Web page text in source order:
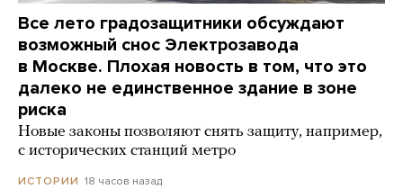
Все лето градозащитники обсуждают
возможный снос Электрозавода
в Москве. Плохая новость в том, что это
далеко не единственное здание в зоне
риска
Новые законы позволяют снять защиту, например,
с исторических станций метро
ИСТОРИИ 18 часов назад